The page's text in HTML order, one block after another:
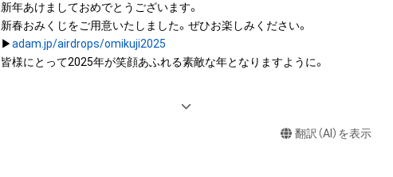
することを意味しません。
・本アイテムの著作権を有する方、著作隣接権の権利者またはその管理委託
を受けている者からの事前の同意なしに、上記の「本アイテムの保有者が有
する権利」の範囲を超えた行為、知的財産権を侵害するおそれのある行為
これに限定されません。)を行うことはできません。
用またはその恐れのある利用など、作成者が不適切であると判断した場合、
新年あけましておめでとうございます。
新春おみくじをご用意いたしました。ぜひお楽しみください。
▶︎adam.jp/airdrops/omikuji2025
皆様にとって2025年が笑顔あふれる素敵な年となりますように。
翻訳（AI）を表示